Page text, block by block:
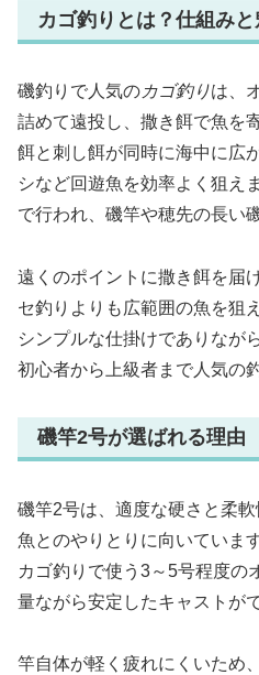
カゴ釣りとは？仕組みと
磯釣りで人気の カゴ釣りは、
詰めて遠投し、撒き餌で魚を
餌と刺し餌が同時に海中に広
シなど回遊魚を効率よく狙え
で行われ、磯竿や穂先の長い
遠くのポイントに撒き餌を届
セ釣りよりも広範囲の魚を狙
シンプルな仕掛けでありなが
初心者から上級者まで人気の
磯竿2号が選ばれる理由
磯竿2号は、適度な硬さと柔
魚とのやりとりに向いています
カゴ釣りで使う3～5号程度の
量ながら安定したキャストが
竿自体が軽く疲れにくいため